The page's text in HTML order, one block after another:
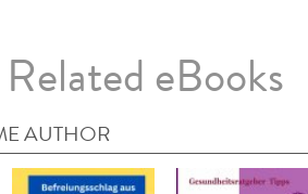
Related eBooks
AUTHOR